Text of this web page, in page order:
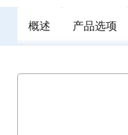
概述 产品选项